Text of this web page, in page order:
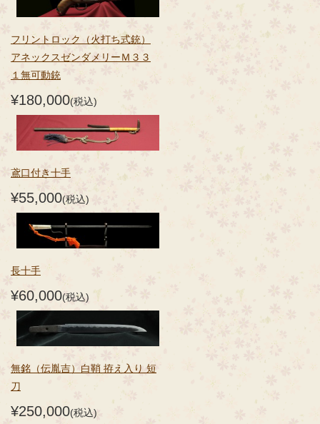
フリントロック（火打ち式銃）
アネックスゼンダメリーＭ３３
１無可動銃
¥180,000(税込)
鳶口付き十手
¥55,000(税込)
長十手
¥60,000(税込)
無銘（伝胤吉）白鞘 拵え入り 短
刀
¥250,000(税込)